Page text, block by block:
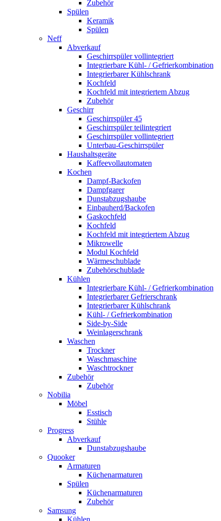
Zubehör
Spülen
Keramik
Spülen
Neff
Abverkauf
Geschirrspüler vollintegriert
Integrierbare Kühl- / Gefrierkombination
Integrierbarer Kühlschrank
Kochfeld
Kochfeld mit integriertem Abzug
Zubehör
Geschirr
Geschirrspüler 45
Geschirrspüler teilintegriert
Geschirrspüler vollintegriert
Unterbau-Geschirrspüler
Haushaltsgeräte
Kaffeevollautomaten
Kochen
Dampf-Backofen
Dampfgarer
Dunstabzugshaube
Einbauherd/Backofen
Gaskochfeld
Kochfeld
Kochfeld mit integriertem Abzug
Mikrowelle
Modul Kochfeld
Wärmeschublade
Zubehörschublade
Kühlen
Integrierbare Kühl- / Gefrierkombination
Integrierbarer Gefrierschrank
Integrierbarer Kühlschrank
Kühl- / Gefrierkombination
Side-by-Side
Weinlagerschrank
Waschen
Trockner
Waschmaschine
Waschtrockner
Zubehör
Zubehör
Nobilia
Möbel
Esstisch
Stühle
Progress
Abverkauf
Dunstabzugshaube
Quooker
Armaturen
Küchenarmaturen
Spülen
Küchenarmaturen
Zubehör
Samsung
Kühlen